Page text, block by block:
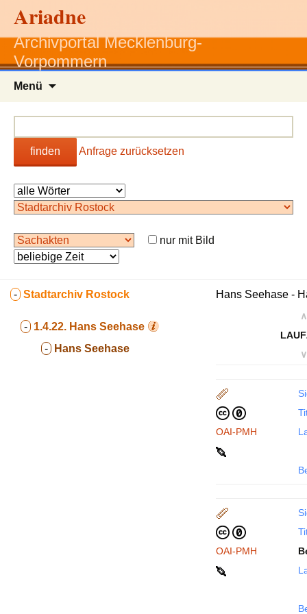
Ariadne
Archivportal Mecklenburg-
Vorpommern
Menü
finden Anfrage zurücksetzen
nur mit Bild
- Stadtarchiv Rostock
- 1.4.22. Hans Seehase
- Hans Seehase
Hans Seehase -
∧
∨
OAI-PMH
OAI-PMH